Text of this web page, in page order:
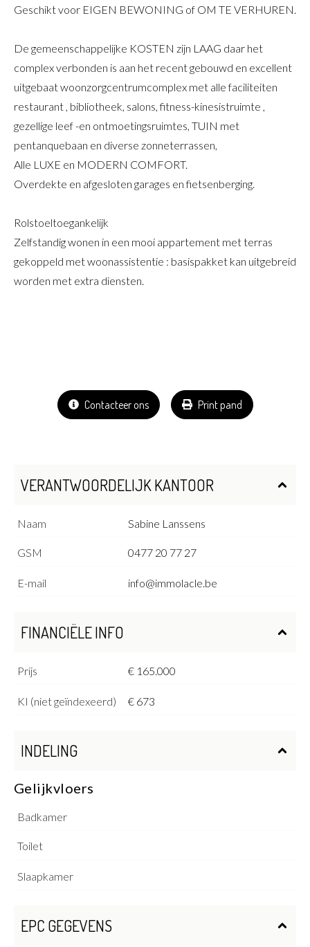
Geschikt voor EIGEN BEWONING of OM TE VERHUREN.
De gemeenschappelijke KOSTEN zijn LAAG daar het
complex verbonden is aan het recent gebouwd en excellent
uitgebaat woonzorgcentrumcomplex met alle faciliteiten
restaurant , bibliotheek, salons, fitness-kinesistruimte ,
gezellige leef -en ontmoetingsruimtes, TUIN met
pentanquebaan en diverse zonneterrassen,
Alle LUXE en MODERN COMFORT.
Overdekte en afgesloten garages en fietsenberging.
Rolstoeltoegankelijk
Zelfstandig wonen in een mooi appartement met terras
gekoppeld met woonassistentie : basispakket kan uitgebreid
worden met extra diensten.
Contacteer ons Print pand
VERANTWOORDELIJK KANTOOR
Naam Sabine Lanssens
GSM 0477 20 77 27
E-mail info@immolacle.be
FINANCIËLE INFO
Prijs € 165.000
KI (niet geïndexeerd) € 673
INDELING
Gelijkvloers
Badkamer
Toilet
Slaapkamer
EPC GEGEVENS